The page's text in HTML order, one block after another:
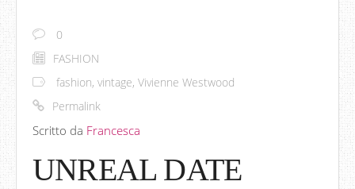
0
FASHION
fashion, vintage, Vivienne Westwood
Permalink
Scritto da Francesca
UNREAL DATE